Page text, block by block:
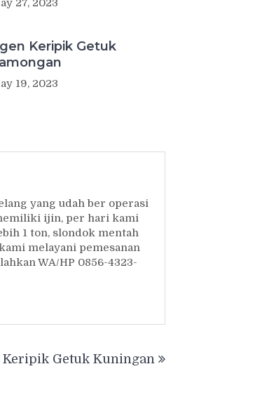
27, 2023
Keripik Getuk
19, 2023
yang udah ber operasi
ijin, per hari kami
1 ton, slondok mentah
melayani pemesanan
WA/HP 0856-4323-
Keripik Getuk Kuningan